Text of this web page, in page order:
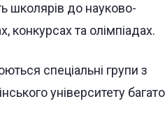
школярів до науково-
конкурсах та олімпіадах.
спеціальні групи з
університету багато